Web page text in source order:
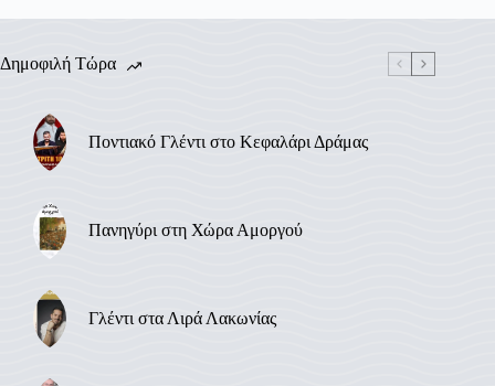
Δημοφιλή Τώρα
Ποντιακό Γλέντι στο Κεφαλάρι Δράμας
Πανηγύρι στη Χώρα Αμοργού
Γλέντι στα Λιρά Λακωνίας